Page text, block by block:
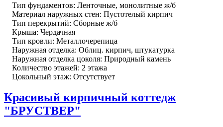
Тип фундаментов: Ленточные, монолитные ж/б
Материал наружных стен: Пустотелый кирпич
Тип перекрытий: Сборные ж/б
Крыша: Чердачная
Тип кровли: Металлочерепица
Наружная отделка: Облиц. кирпич, штукатурка
Наружная отделка цоколя: Природный камень
Количество этажей: 2 этажа
Цокольный этаж: Отсутствует
Красивый кирпичный коттедж
"БРУСТВЕР"